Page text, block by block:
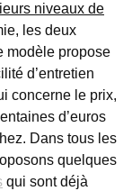
niveaux de
les deux
modèle propose
d’entretien
concerne le prix,
d’euros
Dans tous les
quelques
qui sont déjà